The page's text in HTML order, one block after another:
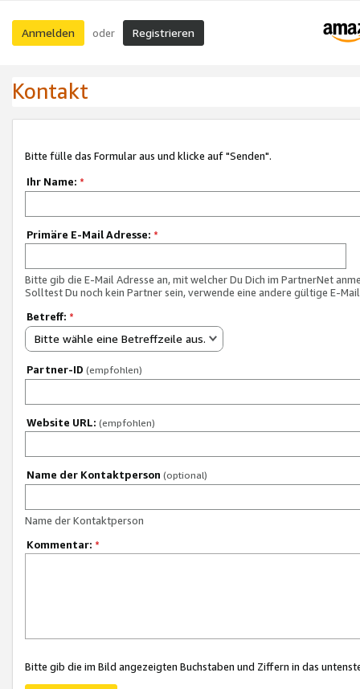
Anmelden oder Registrieren
Kontakt
Bitte fülle das Formular aus und klicke auf "Senden".
Ihr Name: *
Primäre E-Mail Adresse: *
Bitte gib die E-Mail Adresse an, mit welcher Du Dich im PartnerNet
Solltest Du noch kein Partner sein, verwende eine andere gültige E-
Betreff: *
Bitte wähle eine Betreffzeile aus.
Partner-ID (empfohlen)
Website URL: (empfohlen)
Name der Kontaktperson (optional)
Name der Kontaktperson
Kommentar: *
Bitte gib die im Bild angezeigten Buchstaben und Ziffern in das